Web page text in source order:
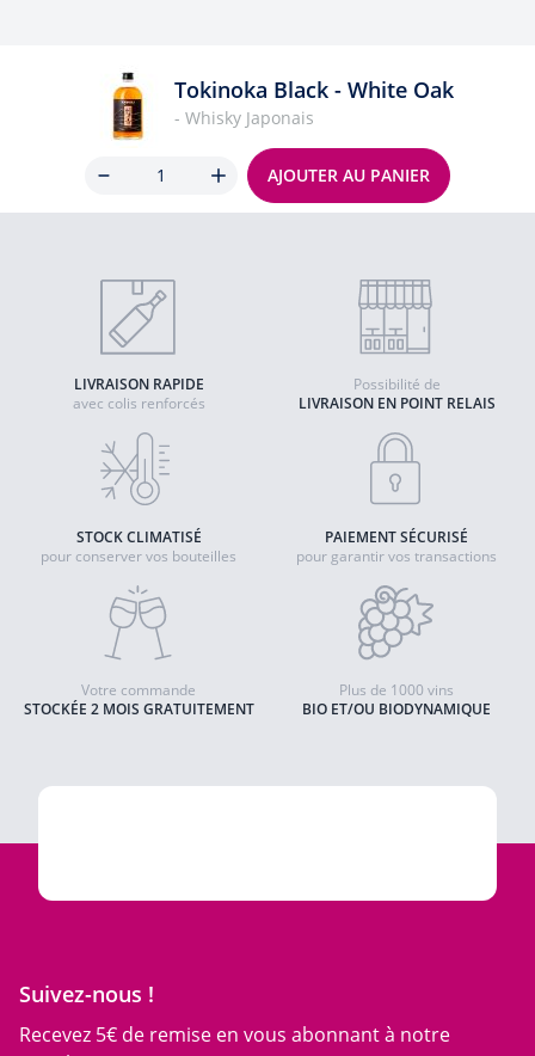
Tokinoka Black - White Oak
- Whisky Japonais
AJOUTER AU PANIER
LIVRAISON RAPIDE
avec colis renforcés
LIVRAISON EN POINT RELAIS
Possibilité de
STOCK CLIMATISÉ
pour conserver vos bouteilles
PAIEMENT SÉCURISÉ
pour garantir vos transactions
STOCKÉE 2 MOIS GRATUITEMENT
Votre commande
BIO ET/OU BIODYNAMIQUE
Plus de 1000 vins
Suivez-nous !
Recevez 5€ de remise en vous abonnant à notre